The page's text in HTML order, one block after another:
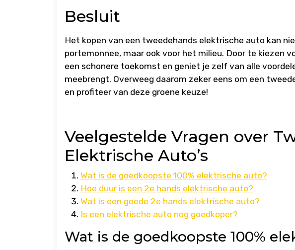
Besluit
Het kopen van een tweedehands elektrische auto kan
portemonnee, maar ook voor het milieu. Door te kiezen
een schonere toekomst en geniet je zelf van alle
meebrengt. Overweeg daarom zeker eens om een
en profiteer van deze groene keuze!
Veelgestelde Vragen over
Elektrische Auto’s
Wat is de goedkoopste 100% elektrische auto?
Hoe duur is een 2e hands elektrische auto?
Wat is een goede 2e hands elektrische auto?
Is een elektrische auto nog goedkoper?
Wat is de goedkoopste 100%